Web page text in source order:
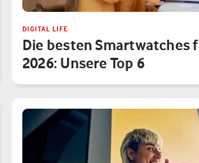
DIGITAL LIFE
Die besten Smartwatches
2026: Unsere Top 6